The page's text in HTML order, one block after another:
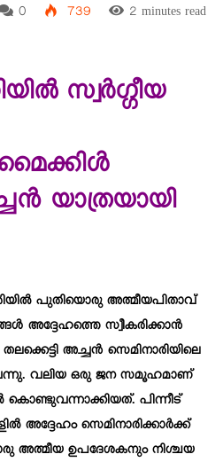
0 739 2 minutes read
സ്വർഗ്ഗീയ
മൈക്കിൾ
യാത്രയായി
പുതിയൊരു അത്മീയപിതാവ്
അദ്ദേഹത്തെ സ്വീകരിക്കാൻ
അച്ചൻ സെമിനാരിയിലെ
വലിയ ഒരു ജന സമൂഹമാണ്
കൊണ്ടുവന്നാക്കിയത്. പിന്നീട്
അദ്ദേഹം സെമിനാരിക്കാർക്ക്
അത്മീയ ഉപദേശകനും നിശ്ചയ